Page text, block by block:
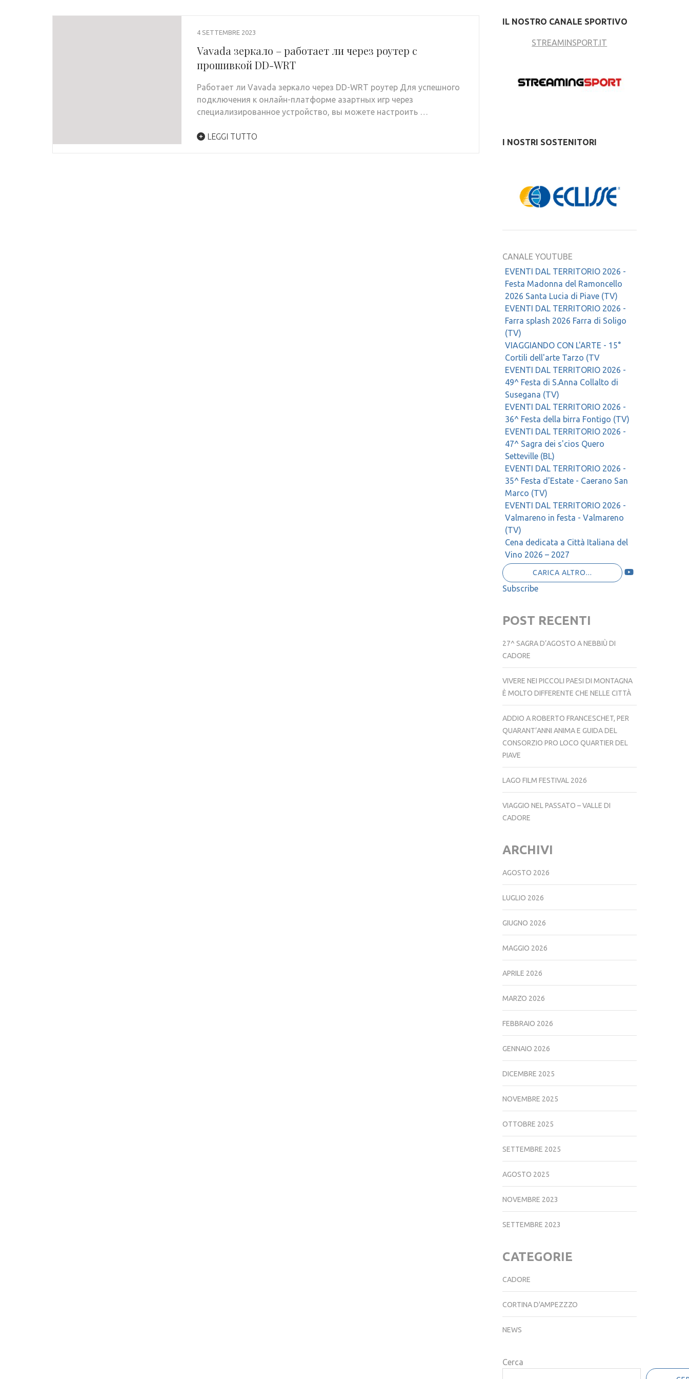
4 SETTEMBRE 2023
Vavada зеркало – работает ли через роутер с
прошивкой DD-WRT
Работает ли Vavada зеркало через DD-WRT роутер Для успешного
подключения к онлайн-платформе азартных игр через
специализированное устройство, вы можете настроить …
LEGGI TUTTO
IL NOSTRO CANALE SPORTIVO
STREAMINSPORT.IT
I NOSTRI SOSTENITORI
CANALE YOUTUBE
EVENTI DAL TERRITORIO 2026 -
Festa Madonna del Ramoncello
2026 Santa Lucia di Piave (TV)
EVENTI DAL TERRITORIO 2026 -
Farra splash 2026 Farra di Soligo
(TV)
VIAGGIANDO CON L'ARTE - 15°
Cortili dell'arte Tarzo (TV
EVENTI DAL TERRITORIO 2026 -
49^ Festa di S.Anna Collalto di
Susegana (TV)
EVENTI DAL TERRITORIO 2026 -
36^ Festa della birra Fontigo (TV)
EVENTI DAL TERRITORIO 2026 -
47^ Sagra dei s'cios Quero
Setteville (BL)
EVENTI DAL TERRITORIO 2026 -
35^ Festa d'Estate - Caerano San
Marco (TV)
EVENTI DAL TERRITORIO 2026 -
Valmareno in festa - Valmareno
(TV)
Cena dedicata a Città Italiana del
Vino 2026 – 2027
CARICA ALTRO...
Subscribe
POST RECENTI
27^ SAGRA D’AGOSTO A NEBBIÙ DI
CADORE
VIVERE NEI PICCOLI PAESI DI MONTAGNA
È MOLTO DIFFERENTE CHE NELLE CITTÀ
ADDIO A ROBERTO FRANCESCHET, PER
QUARANT’ANNI ANIMA E GUIDA DEL
CONSORZIO PRO LOCO QUARTIER DEL
PIAVE
LAGO FILM FESTIVAL 2026
VIAGGIO NEL PASSATO – VALLE DI
CADORE
ARCHIVI
AGOSTO 2026
LUGLIO 2026
GIUGNO 2026
MAGGIO 2026
APRILE 2026
MARZO 2026
FEBBRAIO 2026
GENNAIO 2026
DICEMBRE 2025
NOVEMBRE 2025
OTTOBRE 2025
SETTEMBRE 2025
AGOSTO 2025
NOVEMBRE 2023
SETTEMBRE 2023
CATEGORIE
CADORE
CORTINA D'AMPEZZZO
NEWS
Cerca